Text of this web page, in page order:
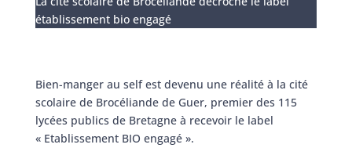
établissement bio engagé
Bien-manger au self est devenu une réalité à la cité
scolaire de Brocéliande de Guer, premier des 115
lycées publics de Bretagne à recevoir le label
« Etablissement BIO engagé ».